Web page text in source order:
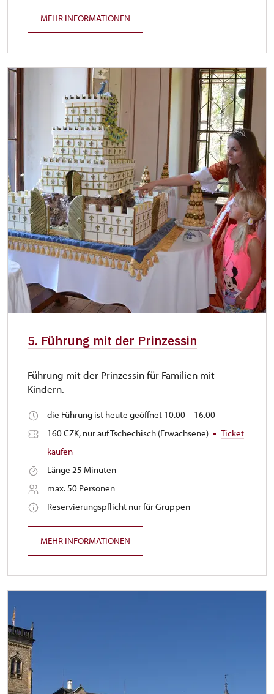
MEHR INFORMATIONEN
5. Führung mit der Prinzessin
Führung mit der Prinzessin für Familien mit
Kindern.
die Führung ist heute geöffnet 10.00 – 16.00
160 CZK, nur auf Tschechisch (Erwachsene)
Ticket
kaufen
Länge 25 Minuten
max. 50 Personen
Reservierungspflicht nur für Gruppen
MEHR INFORMATIONEN